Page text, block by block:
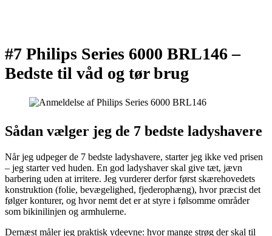
#7 Philips Series 6000 BRL146 –
Bedste til våd og tør brug
Sådan vælger jeg de 7 bedste ladyshavere
Når jeg udpeger de 7 bedste ladyshavere, starter jeg ikke ved prisen
– jeg starter ved huden. En god ladyshaver skal give tæt, jævn
barbering uden at irritere. Jeg vurderer derfor først skærehovedets
konstruktion (folie, bevægelighed, fjederophæng), hvor præcist det
følger konturer, og hvor nemt det er at styre i følsomme områder
som bikinilinjen og armhulerne.
Dernæst måler jeg praktisk ydeevne: hvor mange strøg der skal til